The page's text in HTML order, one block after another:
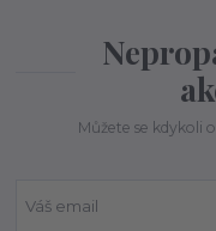
Můžete se kdykoli